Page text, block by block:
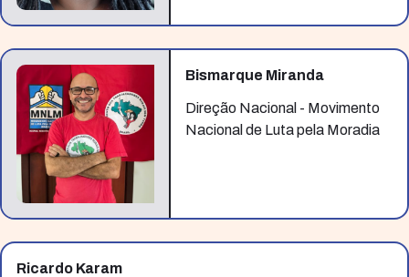
Bismarque Miranda
Direção Nacional - Movimento
Nacional de Luta pela Moradia
Ricardo Karam